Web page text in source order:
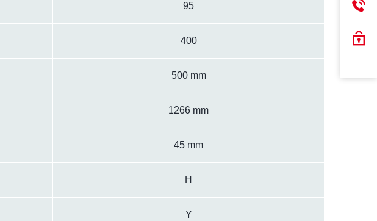
95
400
500 mm
1266 mm
45 mm
H
Y